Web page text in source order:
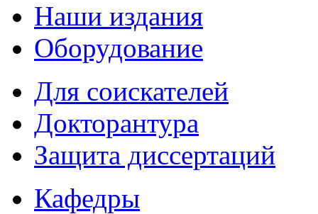
Наши издания
Оборудование
Для соискателей
Докторантура
Защита диссертаций
Кафедры